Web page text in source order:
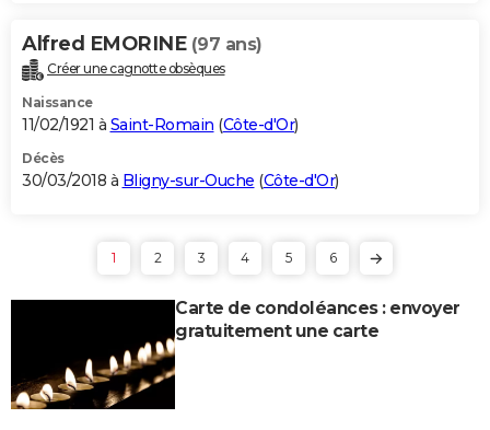
Alfred EMORINE (97 ans)
Créer une cagnotte obsèques
Naissance
11/02/1921 à Saint-Romain (Côte-d'Or)
Décès
30/03/2018 à Bligny-sur-Ouche (Côte-d'Or)
1 2 3 4 5 6
Carte de condoléances : envoyer
gratuitement une carte